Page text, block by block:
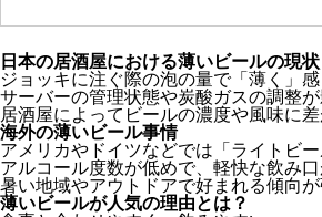
日本の居酒屋における薄いビールの現状
ジョッキに注ぐ際の泡の量で「薄く」感
サーバーの管理状態や炭酸ガスの調整が
居酒屋によってビールの濃度や風味に差
海外の薄いビール事情
アメリカやドイツなどでは「ライトビ
アルコール度数が低めで、軽快な飲み口
暑い地域やアウトドアで好まれる傾向が
薄いビールが人気の理由とは？